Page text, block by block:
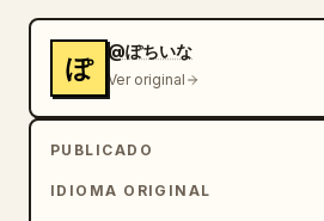
Personagens e instrumentos,
integrantes da banda mais 1
1. Centro:
de cabelo chanel loiro,
preta ombro a ombro com
estampada, saia curta com
ぽ
@ぽちいな
Ver original
PUBLICADO
IDIOMA ORIGINAL